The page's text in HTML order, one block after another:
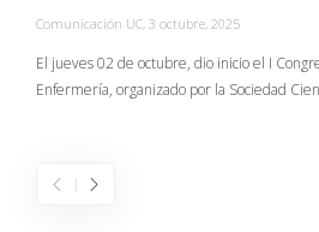
Comunicación UC, 3 octubre, 2025
El jueves 02 de octubre, dio inicio el I
Enfermería, organizado por la Sociedad